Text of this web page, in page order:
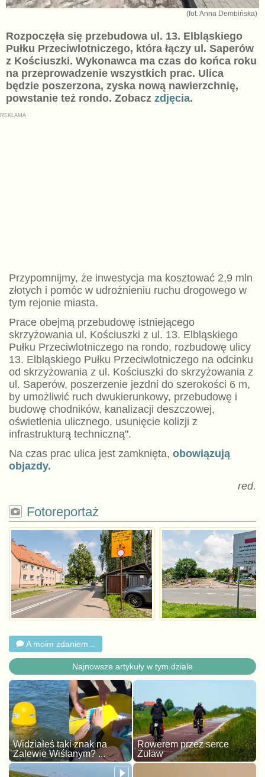
(fot. Anna Dembińska)
Rozpoczęła się przebudowa ul. 13. Elbląskiego
Pułku Przeciwlotniczego, która łączy ul. Saperów
z Kościuszki. Wykonawca ma czas do końca roku
na przeprowadzenie wszystkich prac. Ulica
będzie poszerzona, zyska nową nawierzchnię,
powstanie też rondo. Zobacz zdjęcia.
Przypomnijmy, że inwestycja ma kosztować 2,9 mln
złotych i pomóc w udrożnieniu ruchu drogowego w
tym rejonie miasta.
Prace obejmą przebudowę istniejącego
skrzyżowania ul. Kościuszki z ul. 13. Elbląskiego
Pułku Przeciwlotniczego na rondo, rozbudowę ulicy
13. Elbląskiego Pułku Przeciwlotniczego na odcinku
od skrzyżowania z ul. Kościuszki do skrzyżowania z
ul. Saperów, poszerzenie jezdni do szerokości 6 m,
by umożliwić ruch dwukierunkowy, przebudowę i
budowę chodników, kanalizacji deszczowej,
oświetlenia ulicznego, usunięcie kolizji z
infrastrukturą techniczną".
Na czas prac ulica jest zamknięta, obowiązują
objazdy.
red.
Fotoreportaż
A moim zdaniem...
Najnowsze artykuły w tym dziale
Widziałeś taki znak na
Zalewie Wiślanym? ...
Rowerem przez serce
Żuław